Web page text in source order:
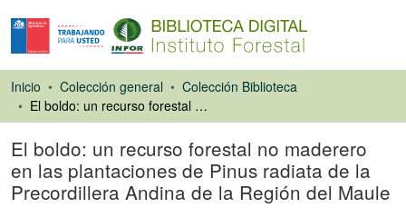
Inicio Colección general
Colección Biblioteca
El boldo: un recurso forestal no maderero en las plantaciones de Pinus radiata de la Precordillera Andina de la Región del Maule
El boldo: un recurso forestal no maderero
en las plantaciones de Pinus radiata de la
Precordillera Andina de la Región del Maule